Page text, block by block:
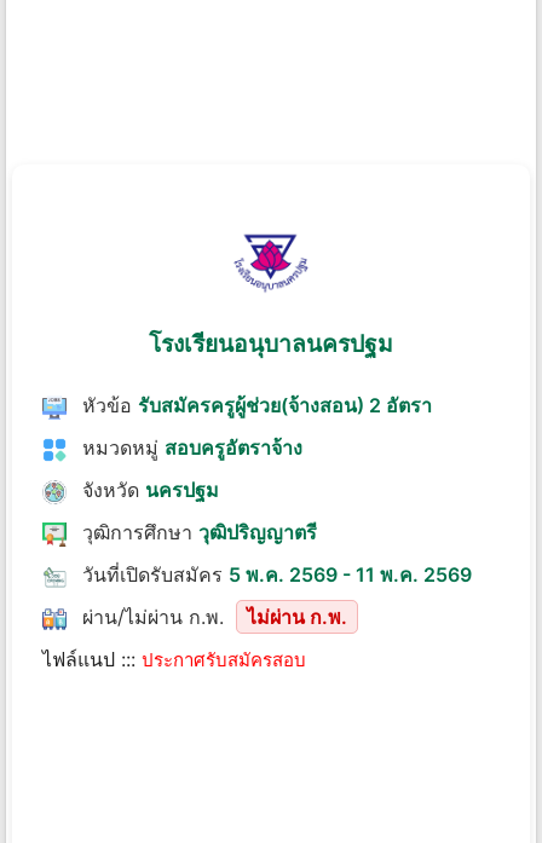
โรงเรียนอนุบาลนครปฐม
หัวข้อ รับสมัครครูผู้ช่วย(จ้างสอน) 2 อัตรา
หมวดหมู่ สอบครูอัตราจ้าง
จังหวัด นครปฐม
วุฒิการศึกษา วุฒิปริญญาตรี
วันที่เปิดรับสมัคร 5 พ.ค. 2569 - 11 พ.ค. 2569
ผ่าน/ไม่ผ่าน ก.พ.
ไม่ผ่าน ก.พ.
ไฟล์แนป ::: ประกาศรับสมัครสอบ